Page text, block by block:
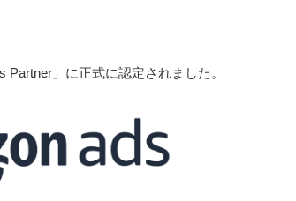
」に正式に認定されました。